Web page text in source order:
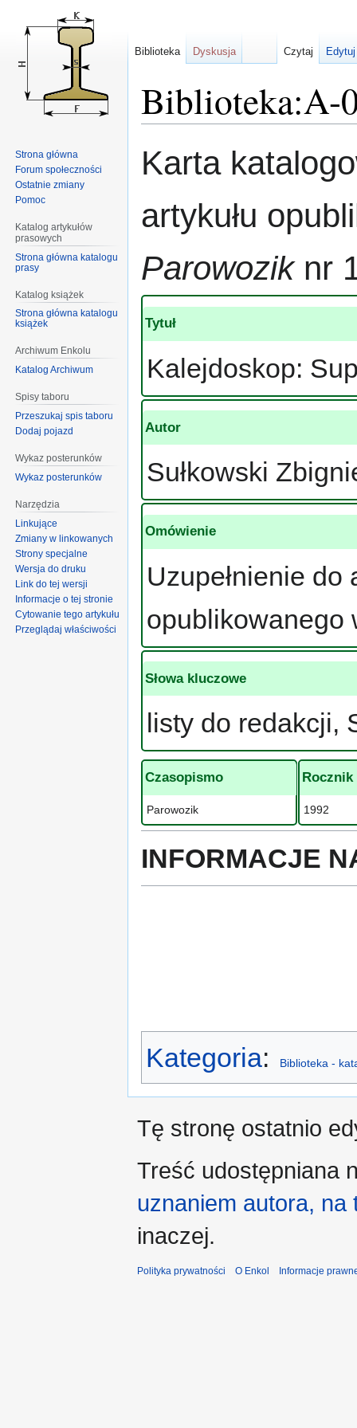
Biblioteka:A-
do
do
Karta
artykułu
Parowoziknr
Tytuł
Kalejdoskop:
Autor
Sułkowski
Omówienie
Uzupełnienie do
opublikowanego
Słowa kluczowe
listy do redakcji,
Czasopismo
Parowozik
Rocznik
1992
INFORMACJE
Kategoria: Biblioteka -
Biblioteka Dyskusja Czytaj
Strona główna
Forum społeczności
Ostatnie zmiany
Pomoc
Katalog artykułów
prasowych
Strona główna katalogu
prasy
Katalog książek
Strona główna katalogu
książek
Archiwum Enkolu
Katalog Archiwum
Spisy taboru
Przeszukaj spis taboru
Dodaj pojazd
Wykaz posterunków
Wykaz posterunków
Narzędzia
Linkujące
Zmiany w linkowanych
Strony specjalne
Wersja do druku
Link do tej wersji
Informacje o tej stronie
Cytowanie tego artykułu
Przeglądaj właściwości
Tę stronę ostatnio
Treść udostępniana
uznaniem autora,
inaczej.
Polityka prywatności O Enkol Informacje